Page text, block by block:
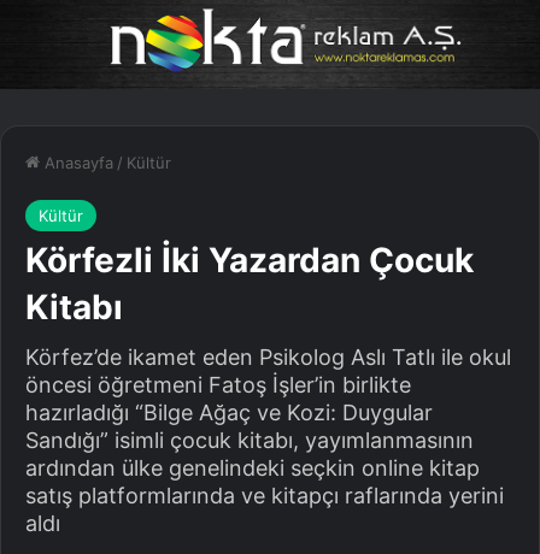
Anasayfa / Kültür
Kültür
Körfezli İki Yazardan Çocuk
Kitabı
Körfez’de ikamet eden Psikolog Aslı Tatlı ile okul
öncesi öğretmeni Fatoş İşler’in birlikte
hazırladığı “Bilge Ağaç ve Kozi: Duygular
Sandığı” isimli çocuk kitabı, yayımlanmasının
ardından ülke genelindeki seçkin online kitap
satış platformlarında ve kitapçı raflarında yerini
aldı